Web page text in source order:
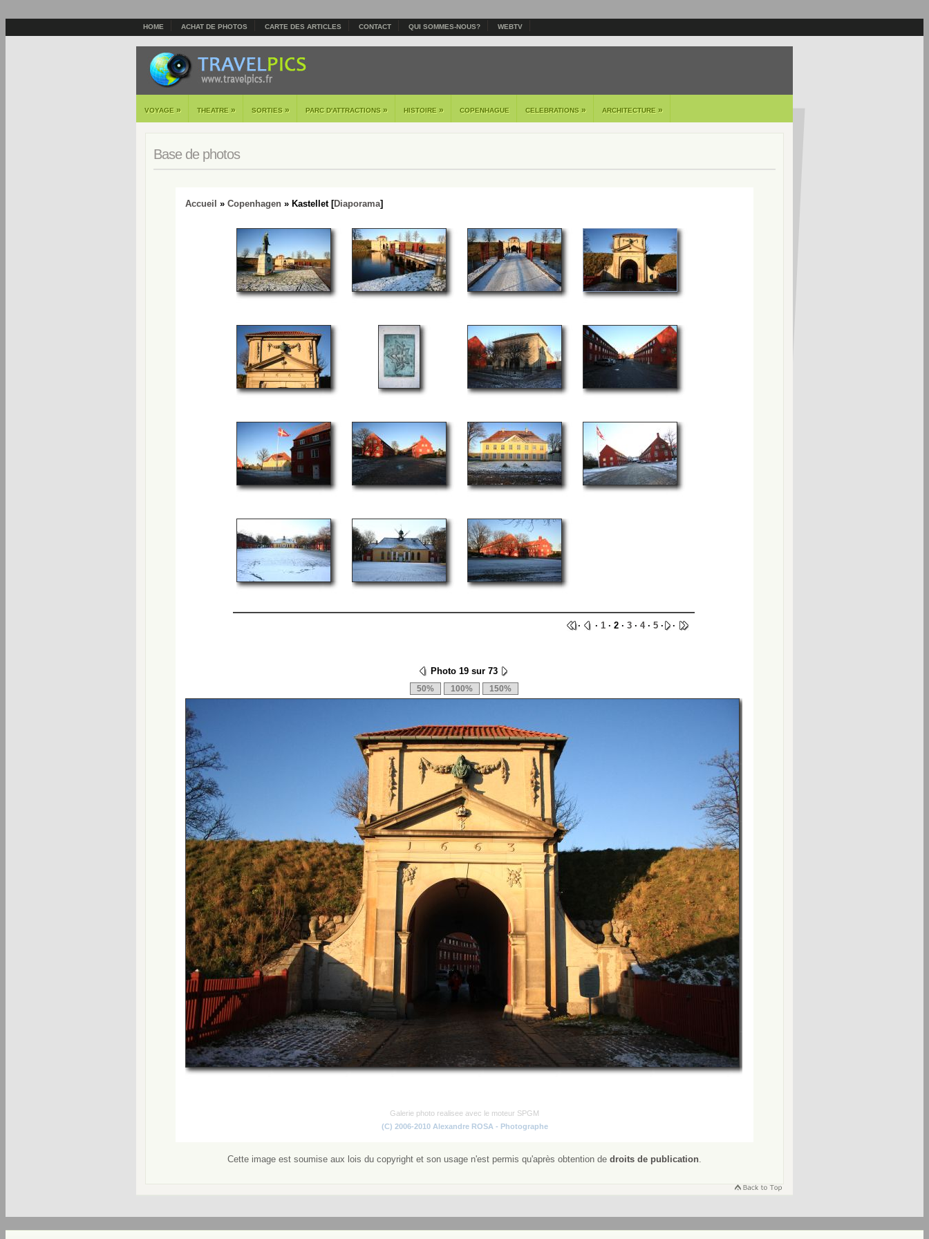
HOME ACHAT DE PHOTOS CARTE DES ARTICLES CONTACT QUI SOMMES-NOUS? WEBTV
VOYAGE » THEATRE » SORTIES » PARC D'ATTRACTIONS » HISTOIRE » COPENHAGUE CELEBRATIONS » ARCHITECTURE »
Base de photos
Accueil » Copenhagen » Kastellet [Diaporama]
· · 1 · 2 · 3 · 4· 5 · ·
Photo 19 sur 73
Galerie photo realisee avec le moteur SPGM
(C) 2006-2010 Alexandre ROSA - Photographe
Cette image est soumise aux lois du copyright et son usage n'est permis qu'après obtention de droits de publication.